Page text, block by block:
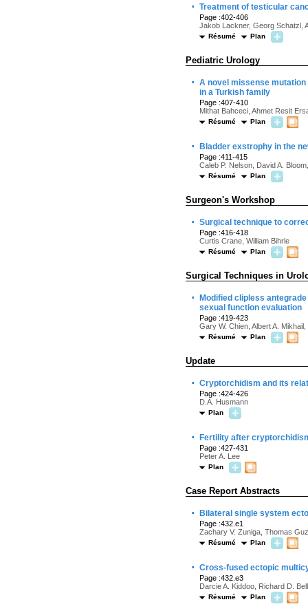
· Treatment of testicular
Page :402-406
Jakob Lackner, Georg Schatzl,
Résumé Plan
Pediatric Urology
· A novel missense
in a Turkish family
Page :407-410
Mithat Bahceci, Ahmet Resit
Résumé Plan
· Bladder exstrophy in the
Page :411-415
Caleb P. Nelson, David A.
Résumé Plan
Surgeon's Workshop
· Surgical technique to
Page :416-418
Curtis Crane, William Bihrle
Résumé Plan
Surgical Techniques in
·
Modified clipless
sexual function evaluation
Page :419-423
Gary W. Chien, Albert A.
Résumé Plan
Update
· Cryptorchidism and its
Page :424-426
D.A. Husmann
Plan
· Fertility after
Page :427-431
Peter A. Lee
Plan
Case Report Abstracts
· Bilateral single system
Page :432.e1
Zachary V. Zuniga, Thomas
Résumé Plan
· Cross-fused ectopic
Page :432.e3
Darcie A. Kiddoo, Richard D.
Résumé Plan